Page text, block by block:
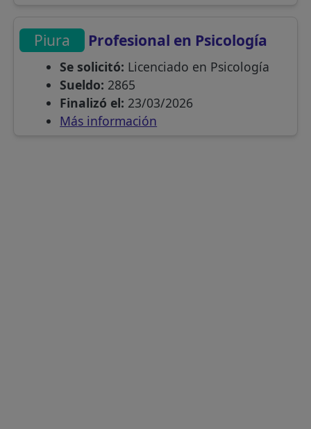
Piura Profesional en Psicología
Se solicitó: Licenciado en Psicología
Sueldo: 2865
Finalizó el: 23/03/2026
Más información